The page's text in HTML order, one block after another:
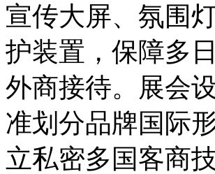
宣传大屏、氛围
护装置，保障多
外商接待。展会
准划分品牌国际
立私密多国客商